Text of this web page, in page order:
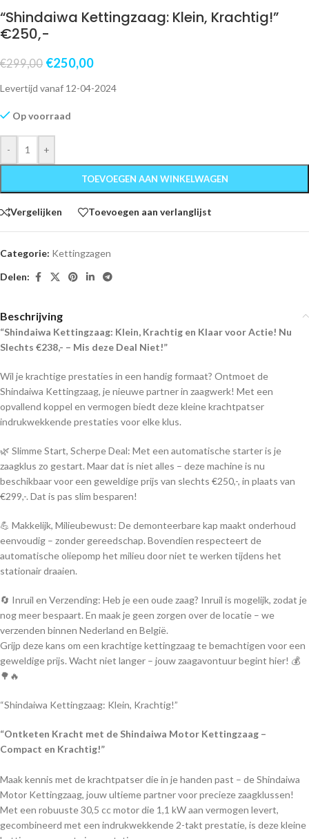
“Shindaiwa Kettingzaag: Klein, Krachtig!”
€250,-
€299,00 €250,00
Levertijd vanaf 12-04-2024
Op voorraad
- +
TOEVOEGEN AAN WINKELWAGEN
Vergelijken Toevoegen aan verlanglijst
Categorie: Kettingzagen
Delen:
Beschrijving
“Shindaiwa Kettingzaag: Klein, Krachtig en Klaar voor Actie! Nu
Slechts €238,- – Mis deze Deal Niet!”
Wil je krachtige prestaties in een handig formaat? Ontmoet de
Shindaiwa Kettingzaag, je nieuwe partner in zaagwerk! Met een
opvallend koppel en vermogen biedt deze kleine krachtpatser
indrukwekkende prestaties voor elke klus.
🌿 Slimme Start, Scherpe Deal: Met een automatische starter is je
zaagklus zo gestart. Maar dat is niet alles – deze machine is nu
beschikbaar voor een geweldige prijs van slechts €250,-, in plaats van
€299,-. Dat is pas slim besparen!
💪 Makkelijk, Milieubewust: De demonteerbare kap maakt onderhoud
eenvoudig – zonder gereedschap. Bovendien respecteert de
automatische oliepomp het milieu door niet te werken tijdens het
stationair draaien.
🔄 Inruil en Verzending: Heb je een oude zaag? Inruil is mogelijk, zodat je
nog meer bespaart. En maak je geen zorgen over de locatie – we
verzenden binnen Nederland en België.
Grijp deze kans om een krachtige kettingzaag te bemachtigen voor een
geweldige prijs. Wacht niet langer – jouw zaagavontuur begint hier! 💰
🌳🔥
“Shindaiwa Kettingzaag: Klein, Krachtig!”
“Ontketen Kracht met de Shindaiwa Motor Kettingzaag –
Compact en Krachtig!”
Maak kennis met de krachtpatser die in je handen past – de Shindaiwa
Motor Kettingzaag, jouw ultieme partner voor precieze zaagklussen!
Met een robuuste 30,5 cc motor die 1,1 kW aan vermogen levert,
gecombineerd met een indrukwekkende 2-takt prestatie, is deze kleine